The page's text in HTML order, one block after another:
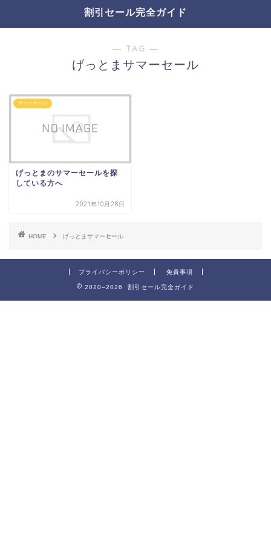
割引セール完全ガイド
― TAG ―
げっとまサマーセール
サマーセール
げっとまのサマーセールを探
している方へ
2021年10月28日
HOME げっとまサマーセール
プライバシーポリシー 免責事項
2020–2026 割引セール完全ガイド